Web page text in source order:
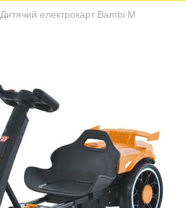
Дитячий електрокарт Bambi M